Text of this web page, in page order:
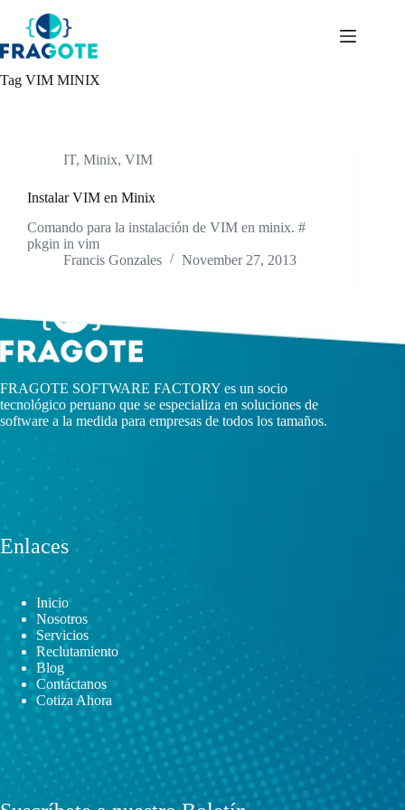
content
Tag VIM MINIX
IT, Minix, VIM
Instalar VIM en Minix
Comando para la instalación de VIM en minix. #
pkgin in vim
Francis Gonzales
November 27, 2013
FRAGOTE SOFTWARE FACTORY es un socio
tecnológico peruano que se especializa en soluciones de
software a la medida para empresas de todos los tamaños.
Enlaces
Inicio
Nosotros
Servicios
Reclutamiento
Blog
Contáctanos
Cotiza Ahora